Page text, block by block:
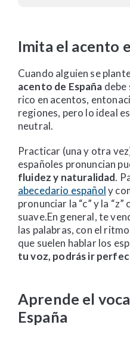
Imita el acento
Cuando alguien se
acento de España debe
rico en acentos,
regiones, pero lo ideal
neutral.
Practicar (una y otra
españoles pronuncian
fluidez y naturalidad.
abecedario españoly
pronunciar la “c” y la “z”
suave.En general, te
las palabras, con el
que suelen hablar los
tu voz, podrás ir
Aprende el
España